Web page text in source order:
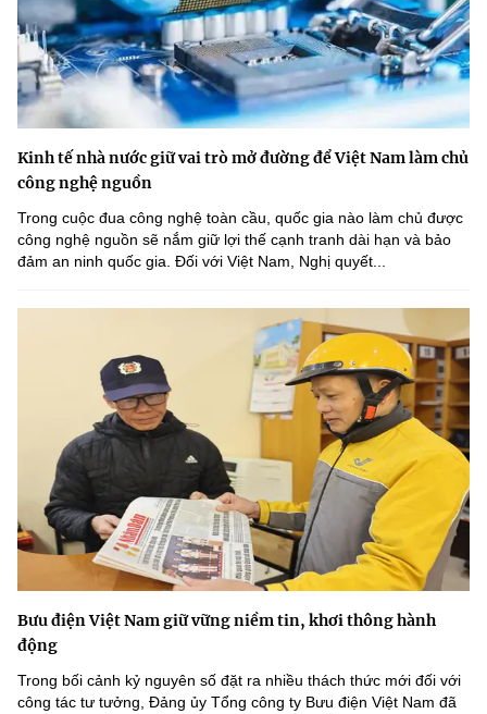
Kinh tế nhà nước giữ vai trò mở đường để Việt Nam làm chủ
công nghệ nguồn
Trong cuộc đua công nghệ toàn cầu, quốc gia nào làm chủ được
công nghệ nguồn sẽ nắm giữ lợi thế cạnh tranh dài hạn và bảo
đảm an ninh quốc gia. Đối với Việt Nam, Nghị quyết...
Bưu điện Việt Nam giữ vững niềm tin, khơi thông hành
động
Trong bối cảnh kỷ nguyên số đặt ra nhiều thách thức mới đối với
công tác tư tưởng, Đảng ủy Tổng công ty Bưu điện Việt Nam đã